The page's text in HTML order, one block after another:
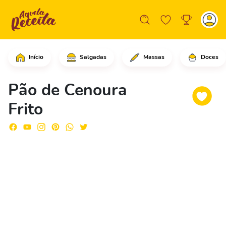
Início Salgadas Massas Doces
Pão de Cenoura
Frito
Comece cortando as cenouras ao